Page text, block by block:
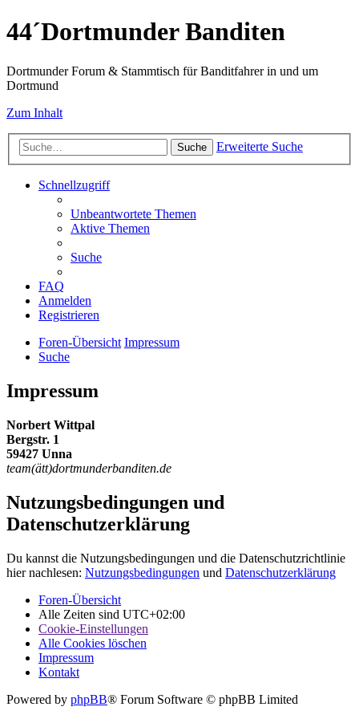
44´Dortmunder Banditen
Dortmunder Forum & Stammtisch für Banditfahrer in und um
Dortmund
Zum Inhalt
Suche Erweiterte Suche
Schnellzugriff
Unbeantwortete Themen
Aktive Themen
Suche
FAQ
Anmelden
Registrieren
Foren-Übersicht Impressum
Suche
Impressum
Norbert Wittpal
Bergstr. 1
59427 Unna
team(ätt)dortmunderbanditen.de
Nutzungsbedingungen und
Datenschutzerklärung
Du kannst die Nutzungsbedingungen und die Datenschutzrichtlinie
hier nachlesen: Nutzungsbedingungen und Datenschutzerklärung
Foren-Übersicht
Alle Zeiten sind UTC+02:00
Cookie-Einstellungen
Alle Cookies löschen
Impressum
Kontakt
Powered by phpBB® Forum Software © phpBB Limited